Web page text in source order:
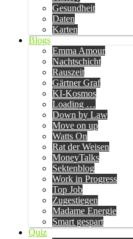
Gesundheit
Daten
Karten
Blogs
Emma Amour
Nachtschicht
Rauszeit
Gärtner Graf
KI-Kosmos
Loading …
Down by Law
Move on up
Watts On
Rat der Weisen
MoneyTalks
Sektenblog
Work in Progress
Top Job
Zugestiegen
Madame Energie
Smart gespart
Quiz